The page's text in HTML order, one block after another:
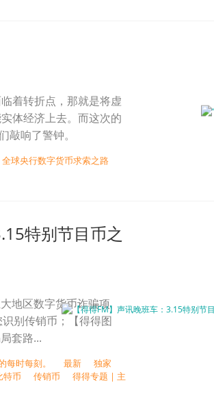
着转折点，那就是将虚
体经济上去。而这次的
敲响了警钟。
球央行数字货币求索之路
特别节目币之
地区数字货币诈骗项
别传销币；【得得图
套路...
时每刻。 最新
独家
特币 传销币
得得专题 | 主